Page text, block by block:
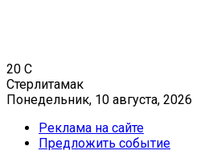
20 C
Стерлитамак
Понедельник, 10 августа, 2026
Реклама на сайте
Предложить событие